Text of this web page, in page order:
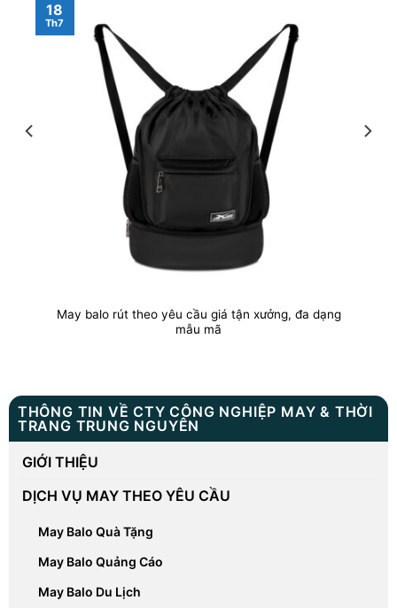
THÔNG TIN VỀ CTY CÔNG NGHIỆP MAY & THỜI
TRANG TRUNG NGUYÊN
GIỚI THIỆU
DỊCH VỤ MAY THEO YÊU CẦU
May Balo Quà Tặng
May Balo Quảng Cáo
May Balo Du Lịch
May balo rút theo yêu cầu giá tận xưởng, đa dạng
mẫu mã
18
Th7